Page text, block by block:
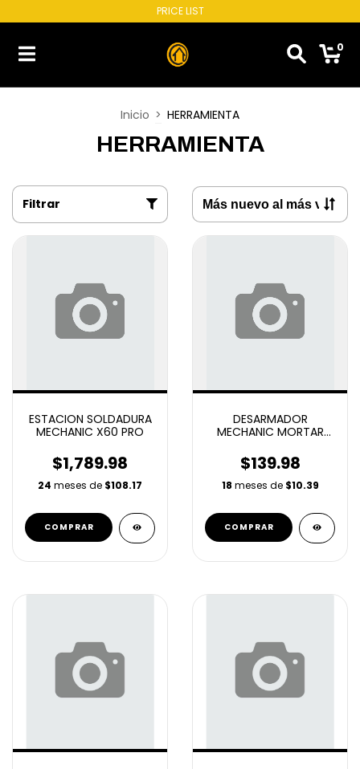
PRICE LIST
0
Inicio > HERRAMIENTA
HERRAMIENTA
Filtrar
ESTACION SOLDADURA
MECHANIC X60 PRO
$1,789.98
24 meses de $108.17
DESARMADOR
MECHANIC MORTAR
$139.98
18 meses de $10.39